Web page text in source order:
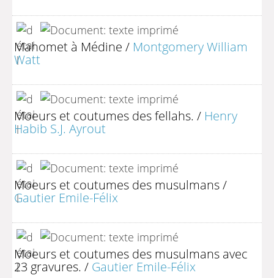
Mahomet à Médine / Montgomery William
Watt
Moeurs et coutumes des fellahs. / Henry
Habib S.J. Ayrout
Moeurs et coutumes des musulmans/
Gautier Emile-Félix
Moeurs et coutumes des musulmans avec
23 gravures. / Gautier Emile-Félix